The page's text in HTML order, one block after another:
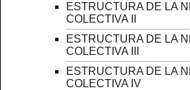
ESTRUCTURA DE LA
COLECTIVA II
ESTRUCTURA DE LA
COLECTIVA III
ESTRUCTURA DE LA
COLECTIVA IV